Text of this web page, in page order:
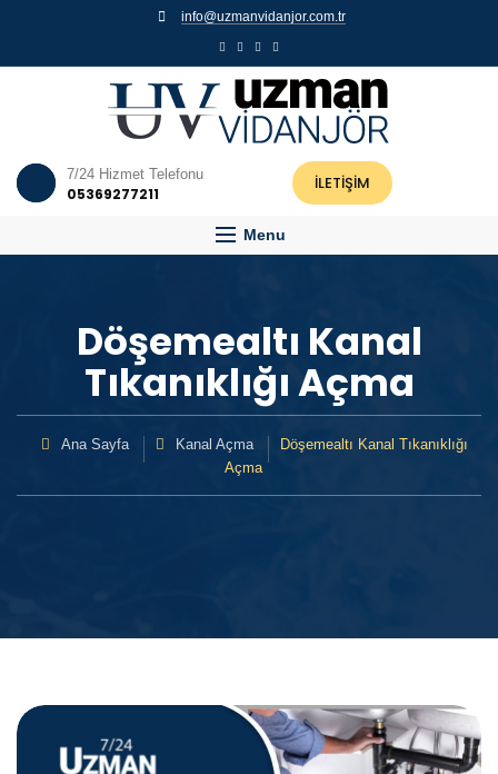
info@uzmanvidanjor.com.tr
7/24 Hizmet Telefonu
05369277211 İLETİŞİM
Menu
Döşemealtı Kanal
Tıkanıklığı Açma
Ana Sayfa Kanal Açma
Döşemealtı Kanal Tıkanıklığı
Açma